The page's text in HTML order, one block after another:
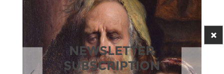
NEWSLETTER
SUBSCRIPTION